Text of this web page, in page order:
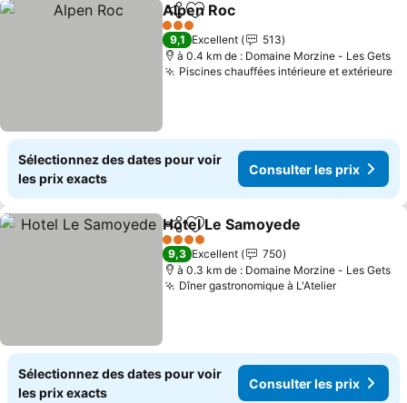
PartagerAjouter à mes favoris
Alpen Roc
3 Étoiles
9,1 Excellent
513
à 0.4 km de : Domaine Morzine - Les Gets
Piscines chauffées intérieure et extérieure
Sélectionnez des dates pour voir
les prix exacts
Consulter les prix
PartagerAjouter à mes favoris
Hotel Le Samoyede
4 Étoiles
9,3 Excellent
750
à 0.3 km de : Domaine Morzine - Les Gets
Dîner gastronomique à L'Atelier
Sélectionnez des dates pour voir
les prix exacts
Consulter les prix